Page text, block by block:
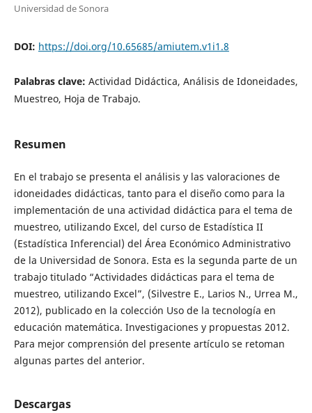
Universidad de Sonora
DOI: https://doi.org/10.65685/amiutem.v1i1.8
Palabras clave: Actividad Didáctica, Análisis de Idoneidades,
Muestreo, Hoja de Trabajo.
Resumen
En el trabajo se presenta el análisis y las valoraciones de
idoneidades didácticas, tanto para el diseño como para la
implementación de una actividad didáctica para el tema de
muestreo, utilizando Excel, del curso de Estadística II
(Estadística Inferencial) del Área Económico Administrativo
de la Universidad de Sonora. Esta es la segunda parte de un
trabajo titulado “Actividades didácticas para el tema de
muestreo, utilizando Excel”, (Silvestre E., Larios N., Urrea M.,
2012), publicado en la colección Uso de la tecnología en
educación matemática. Investigaciones y propuestas 2012.
Para mejor comprensión del presente artículo se retoman
algunas partes del anterior.
Descargas